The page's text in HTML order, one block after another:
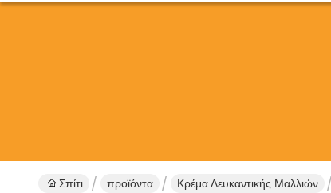
Σπίτι προϊόντα Κρέμα Λευκαντικής Μαλλιών